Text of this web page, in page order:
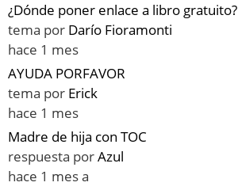
¿Dónde poner enlace a libro gratuito?
tema por Darío Fioramonti
hace 1 mes
AYUDA PORFAVOR
tema por Erick
hace 1 mes
Madre de hija con TOC
respuesta porAzul
hace 1 mes a